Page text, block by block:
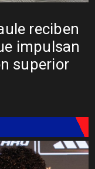
la apuesta
el Paso
a Los